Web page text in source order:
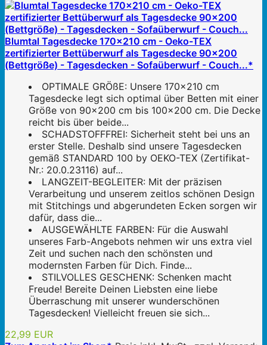
Blumtal Tagesdecke 170x210 cm - Oeko-TEX
zertifizierter Bettüberwurf als Tagesdecke 90x200
(Bettgröße) - Tagesdecken - Sofaüberwurf - Couch...*
OPTIMALE GRÖßE: Unsere 170x210 cm
Tagesdecke legt sich optimal über Betten mit einer
Größe von 90x200 cm bis 100x200 cm. Die Decke
reicht bis über beide...
SCHADSTOFFFREI: Sicherheit steht bei uns an
erster Stelle. Deshalb sind unsere Tagesdecken
gemäß STANDARD 100 by OEKO-TEX (Zertifikat-
Nr.: 20.0.23116) auf...
LANGZEIT-BEGLEITER: Mit der präzisen
Verarbeitung und unserem zeitlos schönen Design
mit Stitchings und abgerundeten Ecken sorgen wir
dafür, dass die...
AUSGEWÄHLTE FARBEN: Für die Auswahl
unseres Farb-Angebots nehmen wir uns extra viel
Zeit und suchen nach den schönsten und
modernsten Farben für Dich. Finde...
STILVOLLES GESCHENK: Schenken macht
Freude! Bereite Deinen Liebsten eine liebe
Überraschung mit unserer wunderschönen
Tagesdecken! Vielleicht freuen sie sich...
22,99 EUR